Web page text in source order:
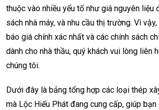
thuộc vào nhiều yếu tố như giá nguyên liệu
sách nhà máy, và nhu cầu thị trường. Vì
báo giá chính xác nhất và các chính sách
dành cho nhà thầu, quý khách vui lòng liên
chúng tôi.
Dưới đây là bảng tổng hợp các loại thép
mà Lộc Hiếu Phát đang cung cấp, giúp